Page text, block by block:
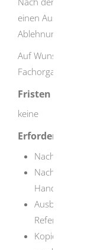
einen
Ablehnungsbescheid.
Auf Wunsch hört die
Fachorganisation an.
Fristen
keine
Erforderliche
Nachweis der
Nachweis der
Handwerk
Ausbildungs-,
Referenzen,
Kopie des